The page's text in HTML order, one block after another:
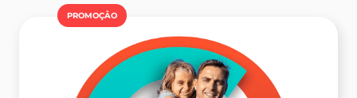
PROMOÇÂO